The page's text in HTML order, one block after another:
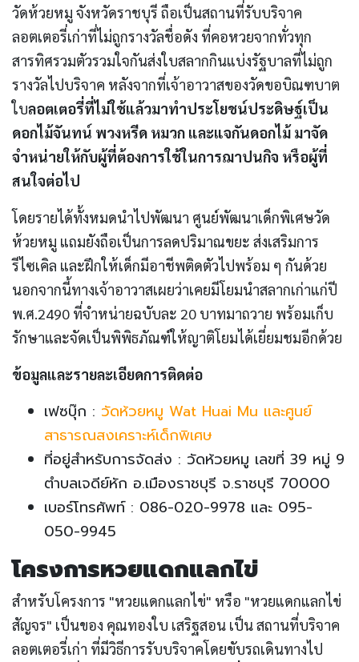
วัดห้วยหมู จังหวัดราชบุรี ถือเป็นสถานที่รับบริจาค
ลอตเตอรี่เก่าที่ไม่ถูกรางวัลชื่อดัง ที่คอหวยจากทั่วทุก
สารทิศรวมตัวรวมใจกันส่งใบสลากกินแบ่งรัฐบาลที่ไม่ถูก
รางวัลไปบริจาค หลังจากที่เจ้าอาวาสของวัดขอบิณฑบาต
ใบลอตเตอรี่ที่ไม่ใช้แล้วมาทำประโยชน์ประดิษฐ์เป็น
ดอกไม้จันทน์ พวงหรีด หมวก และแจกันดอกไม้ มาจัด
จำหน่ายให้กับผู้ที่ต้องการใช้ในการฌาปนกิจ หรือผู้ที่
สนใจต่อไป
โดยรายได้ทั้งหมดนำไปพัฒนา ศูนย์พัฒนาเด็กพิเศษวัด
ห้วยหมู แถมยังถือเป็นการลดปริมาณขยะ ส่งเสริมการ
รีไซเคิล และฝึกให้เด็กมีอาชีพติดตัวไปพร้อม ๆ กันด้วย
นอกจากนี้ทางเจ้าอาวาสเผยว่าเคยมีโยมนำสลากเก่าแก่ปี
พ.ศ.2490 ที่จำหน่ายฉบับละ 20 บาทมาถวาย พร้อมเก็บ
รักษาและจัดเป็นพิพิธภัณฑ์ให้ญาติโยมได้เยี่ยมชมอีกด้วย
ข้อมูลและรายละเอียดการติดต่อ
เฟซบุ๊ก : วัดห้วยหมู Wat Huai Mu และศูนย์
สาธารณสงเคราะห์เด็กพิเศษ
ที่อยู่สำหรับการจัดส่ง : วัดห้วยหมู เลขที่ 39 หมู่ 9
ตำบลเจดีย์หัก อ.เมืองราชบุรี จ.ราชบุรี 70000
เบอร์โทรศัพท์ : 086-020-9978 และ 095-
050-9945
โครงการหวยแดกแลกไข่
สำหรับโครงการ "หวยแดกแลกไข่" หรือ "หวยแดกแลกไข่
สัญจร" เป็นของ คุณทองใบ เสริฐสอน เป็น สถานที่บริจาค
ลอตเตอรี่เก่า ที่มีวิธีการรับบริจาคโดยขับรถเดินทางไป